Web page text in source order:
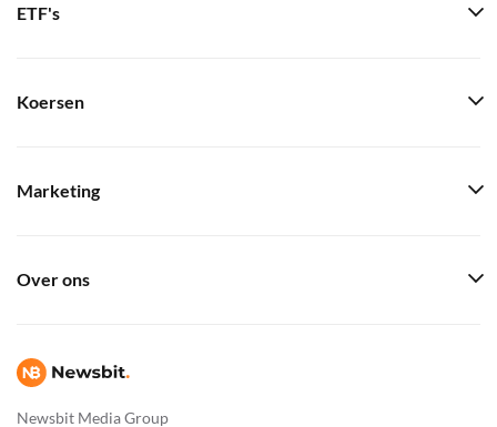
Newsbit Media Group
ETF's
Koersen
Marketing
Over ons